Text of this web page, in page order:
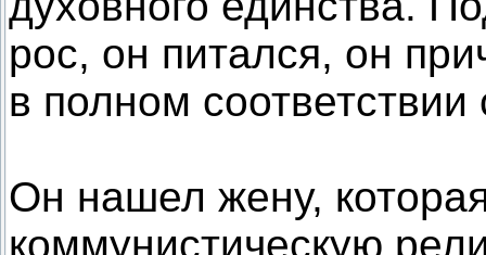
рос, он питался, он
в полном
Он нашел жену,
коммунистическую